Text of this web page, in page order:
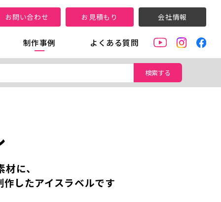
お問い合わせ お見積もり 会社情報
制作事例 よくある質問
検索する
に、
したアイスラベルです